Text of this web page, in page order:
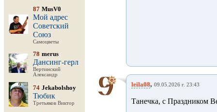
87 MusV0
Мой адрес
Советский
Союз
Самоцветы
78 merus
Дансинг-герл
Вертинский
Александр
74 Jekabolshoy
Тюбик
Третьяков Виктор
leila08, 09.05.2026 г. 23:43
Танечка, с Праздником